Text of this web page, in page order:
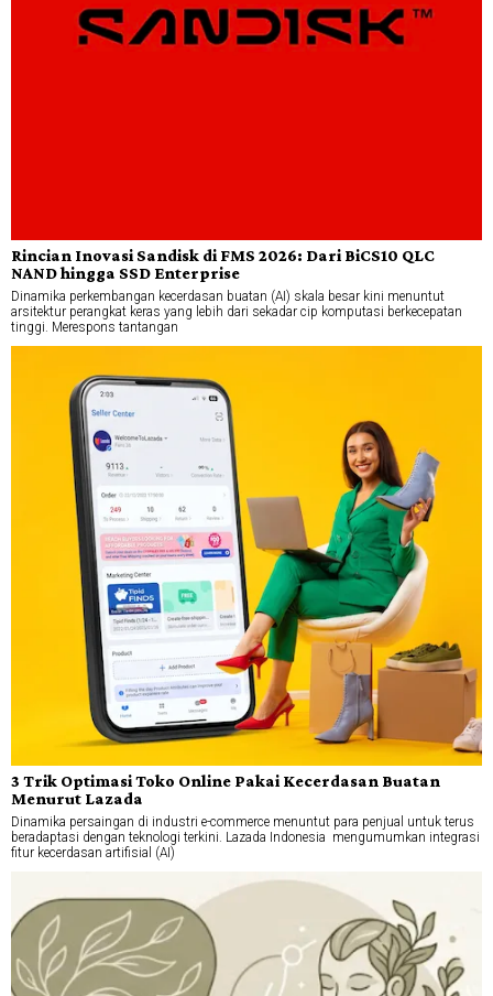
Rincian Inovasi Sandisk di FMS 2026: Dari BiCS10 QLC
NAND hingga SSD Enterprise
Dinamika perkembangan kecerdasan buatan (AI) skala besar kini menuntut
arsitektur perangkat keras yang lebih dari sekadar cip komputasi berkecepatan
tinggi. Merespons tantangan
3 Trik Optimasi Toko Online Pakai Kecerdasan Buatan
Menurut Lazada
Dinamika persaingan di industri e-commerce menuntut para penjual untuk terus
beradaptasi dengan teknologi terkini. Lazada Indonesia mengumumkan integrasi
fitur kecerdasan artifisial (AI)